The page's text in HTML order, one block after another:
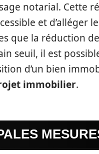
notarial. Cette
et d’alléger
que la réduction
seuil, il est
d’un bien
immobilier.